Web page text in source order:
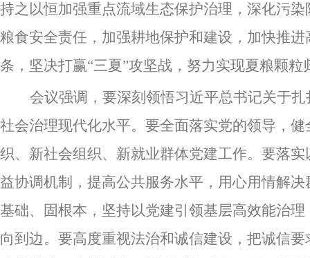
持之以恒加强重点流域生态保护治理，深化污
粮食安全责任，加强耕地保护和建设，加快推
条，坚决打赢“三夏”攻坚战，努力实现夏粮颗
会议强调，要深刻领悟习近平总书记关于
社会治理现代化水平。要全面落实党的领导，
织、新社会组织、新就业群体党建工作。要落
益协调机制，提高公共服务水平，用心用情解
基础、固根本，坚持以党建引领基层高效能治
向到边。要高度重视法治和诚信建设，把诚信